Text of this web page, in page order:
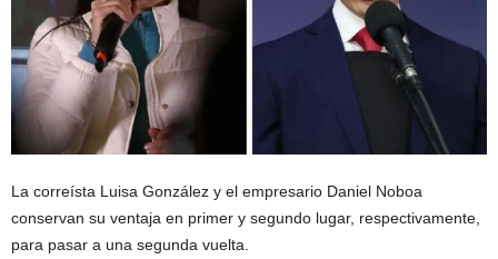
La correísta Luisa González y el empresario Daniel Noboa
conservan su ventaja en primer y segundo lugar, respectivamente,
para pasar a una segunda vuelta.